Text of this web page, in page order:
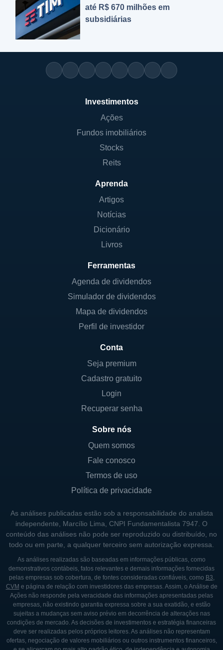
até R$ 670 milhões em
subsidiárias
Investimentos
Ações
Fundos imobiliários
Stocks
Reits
Aprenda
Artigos
Notícias
Dicionário
Livros
Ferramentas
Agenda de dividendos
Simulador de dividendos
Mapa de dividendos
Perfil de investidor
Conta
Seja premium
Cadastro gratuito
Login
Recuperar senha
Sobre nós
Quem somos
Fale conosco
Termos de uso
Política de privacidade
As análises publicadas estão sob a responsabilidade do analista
independente, Marcílio Lima, CNPI Fundamentalista 7947. O
conteúdo das análises não pode ser reproduzido ou distribuído, no
todo ou em parte, a qualquer terceiro sem autorização expressa.
As análises realizadas são baseadas em informações públicas, como
demonstrativos contábeis, fatos relevantes e demais informações fornecidas
pelas empresas sob cobertura, de fontes consideradas confiáveis, como B3,
CVM e página de relação com investidores das empresas. Assim, o Análise de
Ações não responde pela veracidade das informações apresentadas pelas
empresas, não existindo garantia expressa sobre a sua exatidão, e estão
sujeitas a mudanças sem aviso prévio em decorrência de alterações nas
condições de mercado. As decisões de investimentos e estratégia financeiras
deve ser realizadas pelos próprios leitores. As análises não representam
ofertas, negociação de valores mobiliários ou outros instrumentos financeiros,